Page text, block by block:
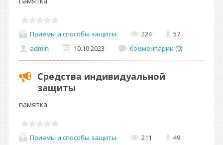
Приемы и способы защиты 224
57
admin
10.10.2023 Комментарии (0)
Средства индивидуальной
защиты
памятка
Приемы и способы защиты 211
49